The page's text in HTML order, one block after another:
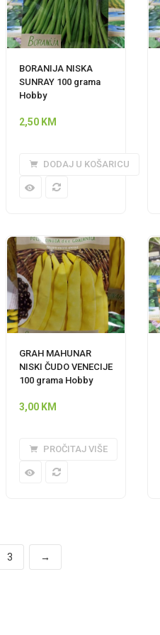
BORANIJA NISKA
SUNRAY 100 grama
Hobby
2,50 KM
DODAJ U KOŠARICU
GRAH MAHUNAR
NISKI ČUDO VENECIJE
100 grama Hobby
3,00 KM
PROČITAJ VIŠE
3 →